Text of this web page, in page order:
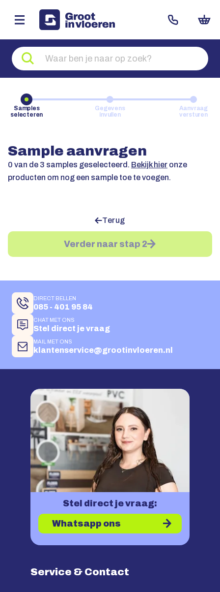
Zoeken
naar
producten
Samples
selecteren
Gegevens
invullen
Aanvraag
versturen
Sample aanvragen
0 van de 3 samples geselecteerd. Bekijk hier onze
producten om nog een sample toe te voegen.
Terug
Verder naar stap 2
DIRECT BELLEN
085 - 401 95 84
CHAT MET ONS
Stel direct je vraag
MAIL MET ONS
klantenservice@grootinvloeren.nl
Stel direct je vraag:
Whatsapp ons
Service & Contact